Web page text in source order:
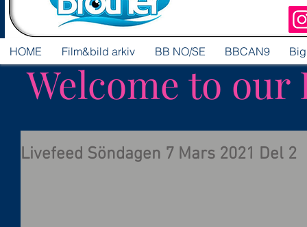
Welcome to our
HOME Film&bild arkiv BB NO/SE BBCAN9
Livefeed Söndagen 7 Mars 2021 Del 2